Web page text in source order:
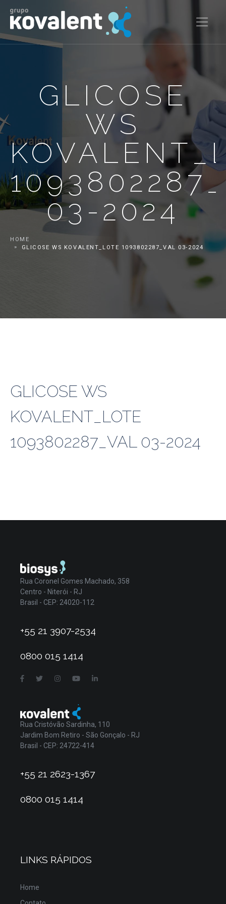
GLICOSE
WS
03-2024
HOME
GLICOSE WS KOVALENT_LOTE 1093802287_VAL 03-2024
GLICOSE WS
KOVALENT_LOTE
1093802287_VAL 03-2024
Rua Coronel Gomes Machado, 358
Centro - Niterói - RJ
Brasil - CEP: 24020-112
+55 21 3907-2534
0800 015 1414
Rua Cristóvão Sardinha, 110
Jardim Bom Retiro - São Gonçalo - RJ
Brasil - CEP: 24722-414
+55 21 2623-1367
0800 015 1414
LINKS RÁPIDOS
Home